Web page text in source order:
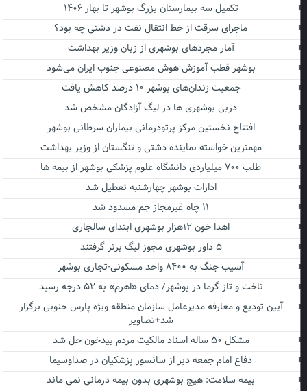
تکمیل سه بیمارستان بزرگ بوشهر تا بهار ۱۴۰۶
ماجرای سرقت از خط انتقال نفت در دشتی چه بود؟
آمار مجردهای بوشهری از زبان وزیر بهداشت
بوشهر قطب آموزش هوش مصنوعی جنوب ایران می‌شود
جمعیت زندان‌های بوشهر ۱۰ درصد کاهش یافت
دربی بوشهری ها در لیگ آزادگان مشخص شد
افتتاح نخستین مرکز پرتودرمانی بیماران سرطانی بوشهر
مهمترین خواسته نماینده دشتی و تنگستان از وزیر بهداشت
طلب ۷۰۰ میلیاردی دانشگاه علوم پزشکی بوشهر از بیمه ها
ادارات بوشهر چهارشنبه تعطیل شد
اهدا خون ۱۲هزار بوشهری ابتدای سالجاری
آسیب جنگ به ۸۴۰۰ واحد مسکونی-تجاری بوشهر
تاخت و تاز گرما در بوشهر/ دمای «اهرم» به ۵۲ درجه رسید
آیین تودیع و معارفه مدیرعامل سازمان منطقه ویژه پارس جنوبی برگزار
شد+تصاویر
مشکل ۵۰ ساله اسناد مالکیت مردم بیدخون حل شد
دفاع امام جمعه دیر از سانسور پزشکیان در صداوسیما
بیمه سلامت: هیچ بوشهری بدون بیمه درمانی نمی ماند